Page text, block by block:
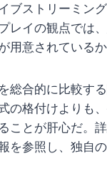
ブストリーミン
レイの観点では
用意されているか
総合的に比較す
の格付けよりも
ことが肝心だ。
を参照し、独自